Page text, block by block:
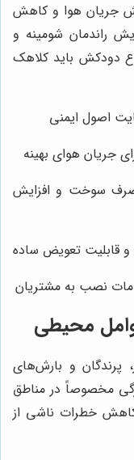
جریان هوا و کاهش
راندمان شومینه و
دودکش باید کلاهک
اصول ایمنی
جریان هوای بهینه
سوخت و افزایش
قابلیت تعویض ساده
نصب به مشتریان
محیطی
پرندگان و بارش‌های
مخصوصاً در مناطق
خطرات ناشی از